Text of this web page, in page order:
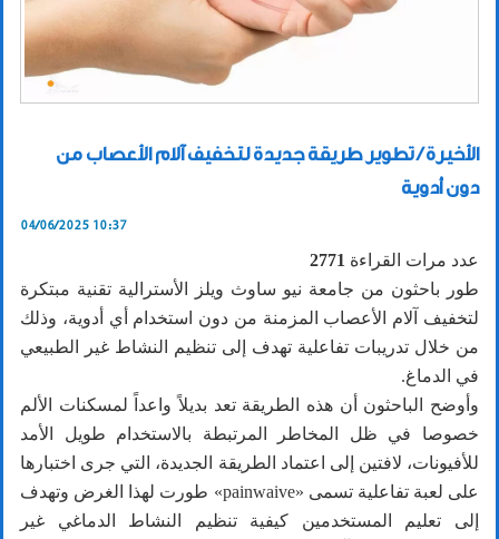
الأخيرة / تطوير طريقة جديدة لتخفيف آلام الأعصاب من
دون أدوية
04/06/2025 10:37
عدد مرات القراءة 2771
طور باحثون من جامعة نيو ساوث ويلز الأسترالية تقنية مبتكرة
لتخفيف آلام الأعصاب المزمنة من دون استخدام أي أدوية، وذلك
من خلال تدريبات تفاعلية تهدف إلى تنظيم النشاط غير الطبيعي
في الدماغ.
وأوضح الباحثون أن هذه الطريقة تعد بديلاً واعداً لمسكنات الألم
خصوصا في ظل المخاطر المرتبطة بالاستخدام طويل الأمد
للأفيونات، لافتين إلى اعتماد الطريقة الجديدة، التي جرى اختبارها
على لعبة تفاعلية تسمى «painwaive» طورت لهذا الغرض وتهدف
إلى تعليم المستخدمين كيفية تنظيم النشاط الدماغي غير